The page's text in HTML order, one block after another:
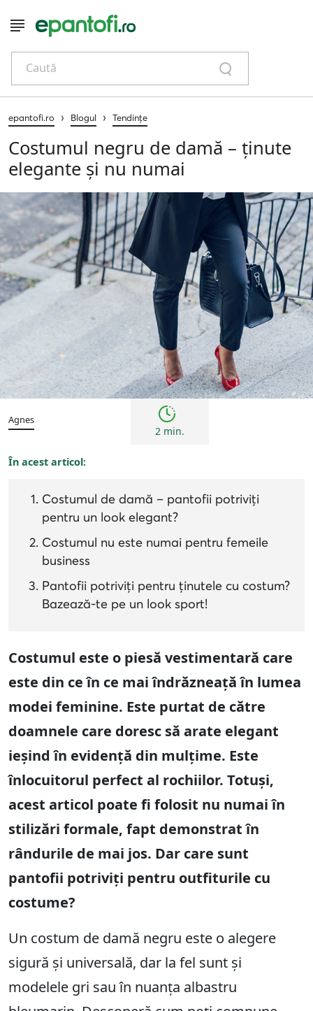
Caută
epantofi.ro › Blogul › Tendințe
Costumul negru de damă – ținute
elegante și nu numai
Tendințe
Agnes
2 min.
În acest articol:
Costumul de damă – pantofii potriviți
pentru un look elegant?
Costumul nu este numai pentru femeile
business
Pantofii potriviți pentru ținutele cu costum?
Bazează-te pe un look sport!
Costumul este o piesă vestimentară care
este din ce în ce mai îndrăzneață în lumea
modei feminine. Este purtat de către
doamnele care doresc să arate elegant
ieșind în evidență din mulțime. Este
înlocuitorul perfect al rochiilor. Totuși,
acest articol poate fi folosit nu numai în
stilizări formale, fapt demonstrat în
rândurile de mai jos. Dar care sunt
pantofii potriviți pentru outfiturile cu
costume?
Un costum de damă negru este o alegere
sigură și universală, dar la fel sunt și
modelele gri sau în nuanța albastru